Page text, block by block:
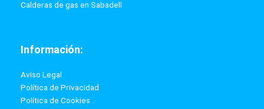
Calderas de gas en Sabadell
Información:
Aviso Legal
Política de Privacidad
Política de Cookies